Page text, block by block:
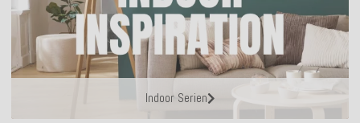
Indoor Serien